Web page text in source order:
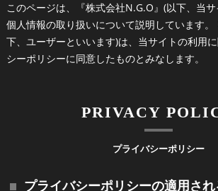
このページは、『株式会社N.G.O』(以下、当
個人情報の取り扱いについて説明しています
下、ユーザーといいます)は、当サイトの利用
シーポリシーに同意したものとみなします。
プライバシーポリシー
PRIVACY
プライバシーポリシーの適用され